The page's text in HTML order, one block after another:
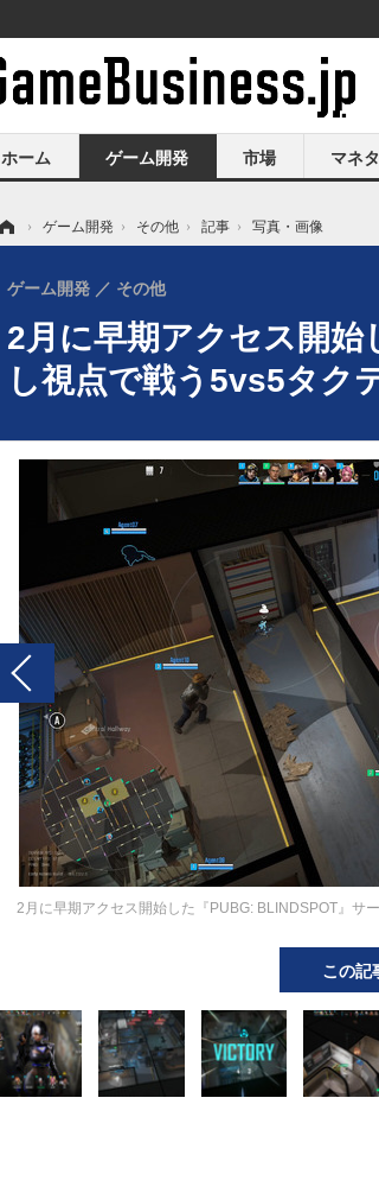
ホーム ゲーム開発 市場 マネ
› ゲーム開発 › その他 › 記事 › 写真・画像
2月に早期アクセス開始
し視点で戦う5vs5タク
ゲーム開発 その他
2月に早期アクセス開始した『PUBG: BLINDSPOT』サ
この記